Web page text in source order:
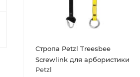
Стропа Petzl Treesbee
Screwlink для арбористики
Petzl